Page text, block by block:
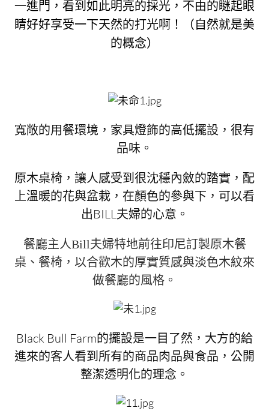
一進門，看到如此明亮的採光，不由的瞇起眼
睛好好享受一下天然的打光啊！（自然就是美
的概念）
寬敞的用餐環境，家具燈飾的高低擺設，很有
品味。
原木桌椅，讓人感受到很沈穩內斂的踏實，配
上溫暖的花與盆栽，在顏色的參與下，可以看
出BILL夫婦的心意。
餐廳主人Bill夫婦特地前往印尼訂製原木餐
桌、餐椅，以合歡木的厚實質感與淡色木紋來
做餐廳的風格。
Black Bull Farm的擺設是一目了然，大方的給
進來的客人看到所有的商品肉品與食品，公開
整潔透明化的理念。